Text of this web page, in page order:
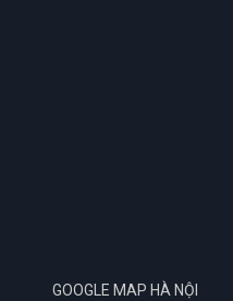
GOOGLE MAP HÀ NỘI